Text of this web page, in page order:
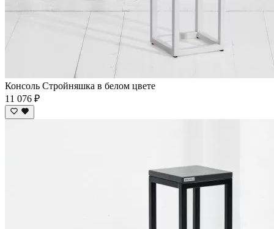
Консоль Стройняшка в белом цвете
11 076 ₽